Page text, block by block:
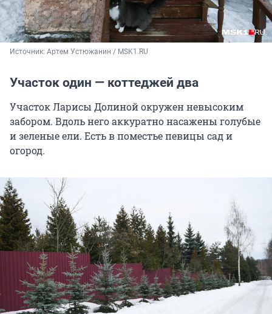
Источник: Артем Устюжанин / MSK1.RU
Участок один — коттеджей два
Участок Ларисы Долиной окружен невысоким
забором. Вдоль него аккуратно насажены голубые
и зеленые ели. Есть в поместье певицы сад и
огород.